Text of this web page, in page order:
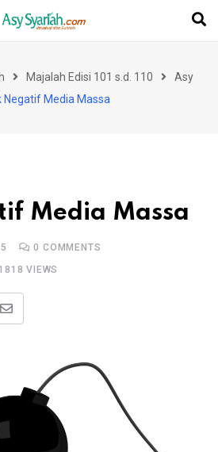
Majalah Edisi 101 s.d. 110
Asy
Negatif Media Massa
Media Massa
0 COMMENTS
1818 VIEWS
Share